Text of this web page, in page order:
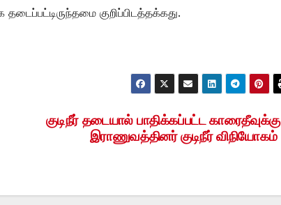
தடைப்பட்டிருந்தமை குறிப்பிடத்தக்கது.
குடிநீர் தடையால் பாதிக்கப்பட்ட காரைதீவுக்கு
இராணுவத்தினர் குடிநீர் விநியோகம்